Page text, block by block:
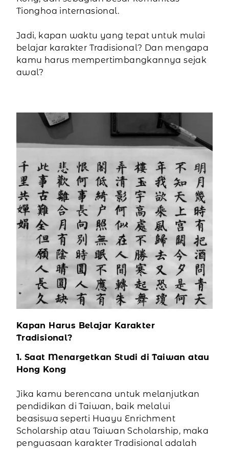
Tionghoa internasional.
Jadi, kapan waktu yang tepat untuk mulai
belajar karakter Tradisional? Dan mengapa
kamu harus mempertimbangkannya sejak
awal?
Kapan Harus Belajar Karakter
Tradisional?
1. Saat Menargetkan Studi di Taiwan atau
Hong Kong
Jika kamu berencana untuk melanjutkan
pendidikan di Taiwan, baik melalui
beasiswa seperti Huayu Enrichment
Scholarship atau Taiwan Scholarship, maka
penguasaan karakter Tradisional adalah